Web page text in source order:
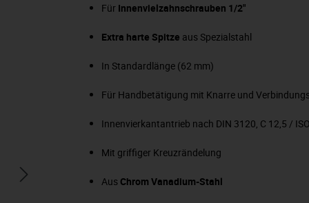
Für Innenvielzahnschrauben 1/2"
Extra harte Spitze aus Spezialstahl
In Standardlänge (62 mm)
Für Handbetätigung mit Knarre und
Innenvierkantantrieb nach DIN 3120, C 12,5 /
Mit griffiger Kreuzrändelung
Aus Chrom Vanadium-Stahl